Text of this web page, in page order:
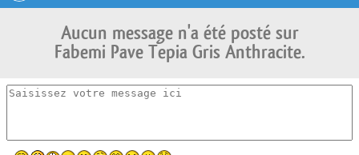
Aucun message n'a été posté sur
Fabemi Pave Tepia Gris Anthracite.